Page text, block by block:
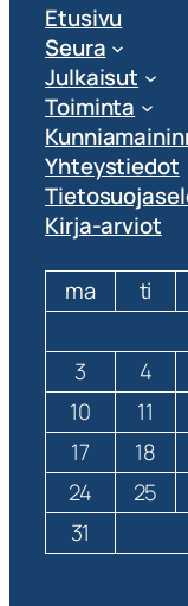
Etusivu
Seura
Julkaisut
Toiminta
Yhteystiedot
Kirja-arviot
ma
ti
3
4
10
11
17
18
24
25
31